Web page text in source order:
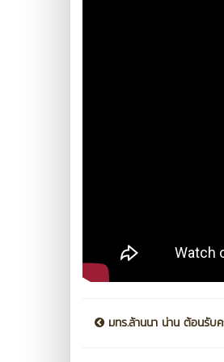
มทร.ล้านนา น่าน ต้อนรับ